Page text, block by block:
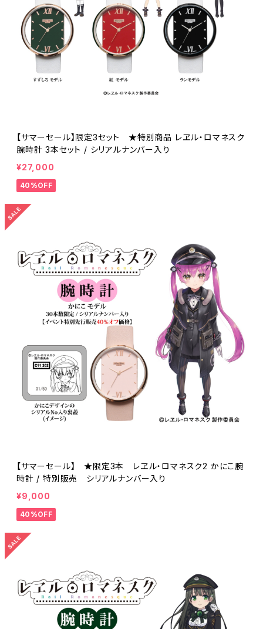
【サマーセール】限定3セット ★特別商品 レヱル・ロマネスク
腕時計 3本セット / シリアルナンバー入り
¥27,000
40%OFF
【サマーセール】 ★限定3本 レヱル・ロマネスク2 かにこ腕
時計 / 特別販売 シリアルナンバー入り
¥9,000
40%OFF